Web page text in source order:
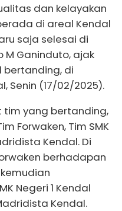
dan kelayakan
di areal Kendal
saja selesai di
M Ganinduto, ajak
bertanding, di
Senin (17/02/2025).
yang bertanding,
Forwaken, Tim SMK
Kendal. Di
berhadapan
Negeri 1 Kendal
Kendal.